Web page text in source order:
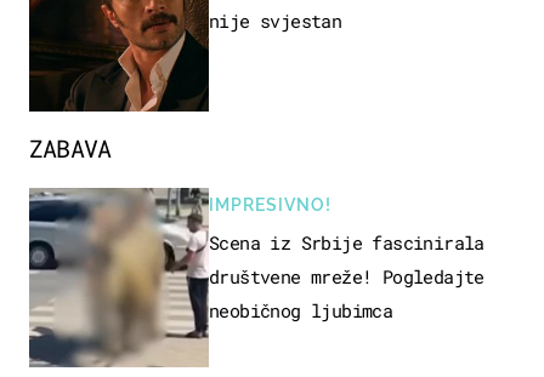
ZABAVA
IMPRESIVNO!
Scena iz Srbije fascinirala
društvene mreže! Pogledajte
neobičnog ljubimca
nije svjestan